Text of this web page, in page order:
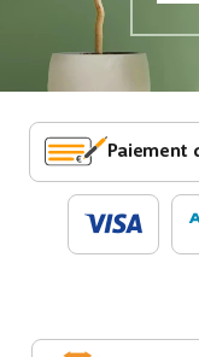
Paiement